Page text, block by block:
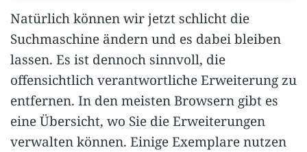
Natürlich können wir jetzt schlicht die
Suchmaschine ändern und es dabei bleiben
lassen. Es ist dennoch sinnvoll, die
offensichtlich verantwortliche Erweiterung zu
entfernen. In den meisten Browsern gibt es
eine Übersicht, wo Sie die Erweiterungen
verwalten können. Einige Exemplare nutzen